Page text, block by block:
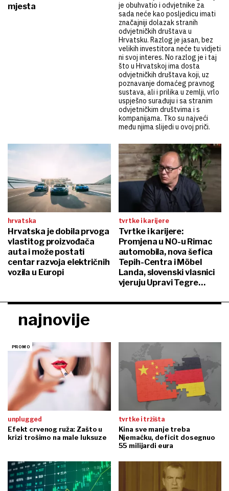
mjesta
je obuhvatio i odvjetnike za
sada neće kao posljedicu imati
značajniji dolazak stranih
odvjetničkih društava u
Hrvatsku. Razlog je jasan, bez
velikih investitora neće tu vidjeti
ni svoj interes. No razlog je i taj
što u Hrvatskoj ima dosta
odvjetničkih društava koji, uz
poznavanje domaćeg pravnog
sustava, ali i prilika u zemlji, vrlo
uspješno surađuju i sa stranim
odvjetničkim društvima i s
kompanijama. Tko su najveći
među njima slijedi u ovoj priči.
hrvatska
Hrvatska je dobila prvoga
vlastitog proizvođača
auta i može postati
centar razvoja električnih
vozila u Europi
tvrtke i karijere
Tvrtke i karijere:
Promjena u NO-u Rimac
automobila, nova šefica
Tepih-Centra i Möbel
Landa, slovenski vlasnici
vjeruju Upravi Tegre…
najnovije
unplugged
Efekt crvenog ruža: Zašto u
krizi trošimo na male luksuze
tvrtke i tržišta
Kina sve manje treba
Njemačku, deficit dosegnuo
55 milijardi eura